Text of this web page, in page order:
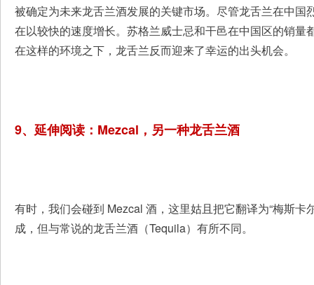
被确定为未来龙舌兰酒发展的关键市场。尽管龙舌兰在中国
在以较快的速度增长。苏格兰威士忌和干邑在中国区的销量
在这样的环境之下，龙舌兰反而迎来了幸运的出头机会。
9、延伸阅读：Mezcal，另一种龙舌兰酒
有时，我们会碰到 Mezcal 酒，这里姑且把它翻译为“梅斯卡
成，但与常说的龙舌兰酒（Tequila）有所不同。